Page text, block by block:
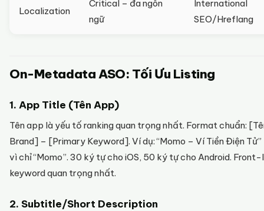
Localization
Critical – đa ngôn
ngữ
International
SEO/Hreflang
On-Metadata ASO: Tối Ưu Listing
1. App Title (Tên App)
Tên app là yếu tố ranking quan trọng nhất. Format chuẩn:
Brand] – [Primary Keyword]. Ví dụ: “Momo – Ví Tiền Điện
vì chỉ “Momo”. 30 ký tự cho iOS, 50 ký tự cho Android.
keyword quan trọng nhất.
2. Subtitle/Short Description